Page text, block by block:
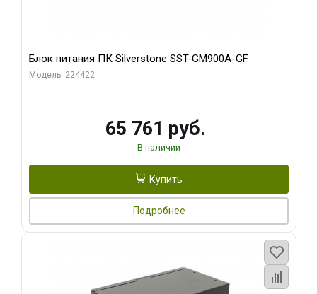
Блок питания ПК Silverstone SST-GM900A-GF
Модель: 224422
65 761 руб.
В наличии
Купить
Подробнее